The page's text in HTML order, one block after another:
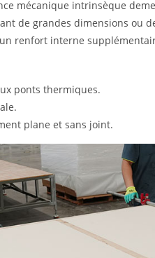
mécanique intrinsèque
de grandes dimensions ou
renfort interne
ponts thermiques.
plane et sans joint.